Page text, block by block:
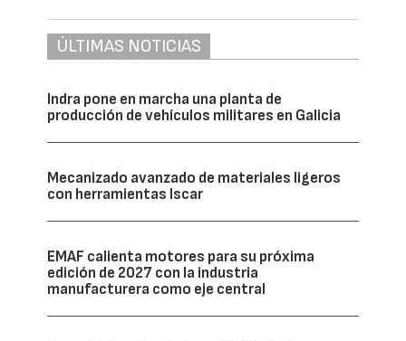
ÚLTIMAS NOTICIAS
Indra pone en marcha una planta de
producción de vehículos militares en Galicia
Mecanizado avanzado de materiales ligeros
con herramientas Iscar
EMAF calienta motores para su próxima
edición de 2027 con la industria
manufacturera como eje central